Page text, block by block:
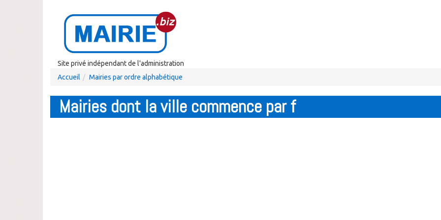
Site privé indépendant de l'administration
Accueil
Mairies par ordre alphabétique
Mairies dont la ville commence par f